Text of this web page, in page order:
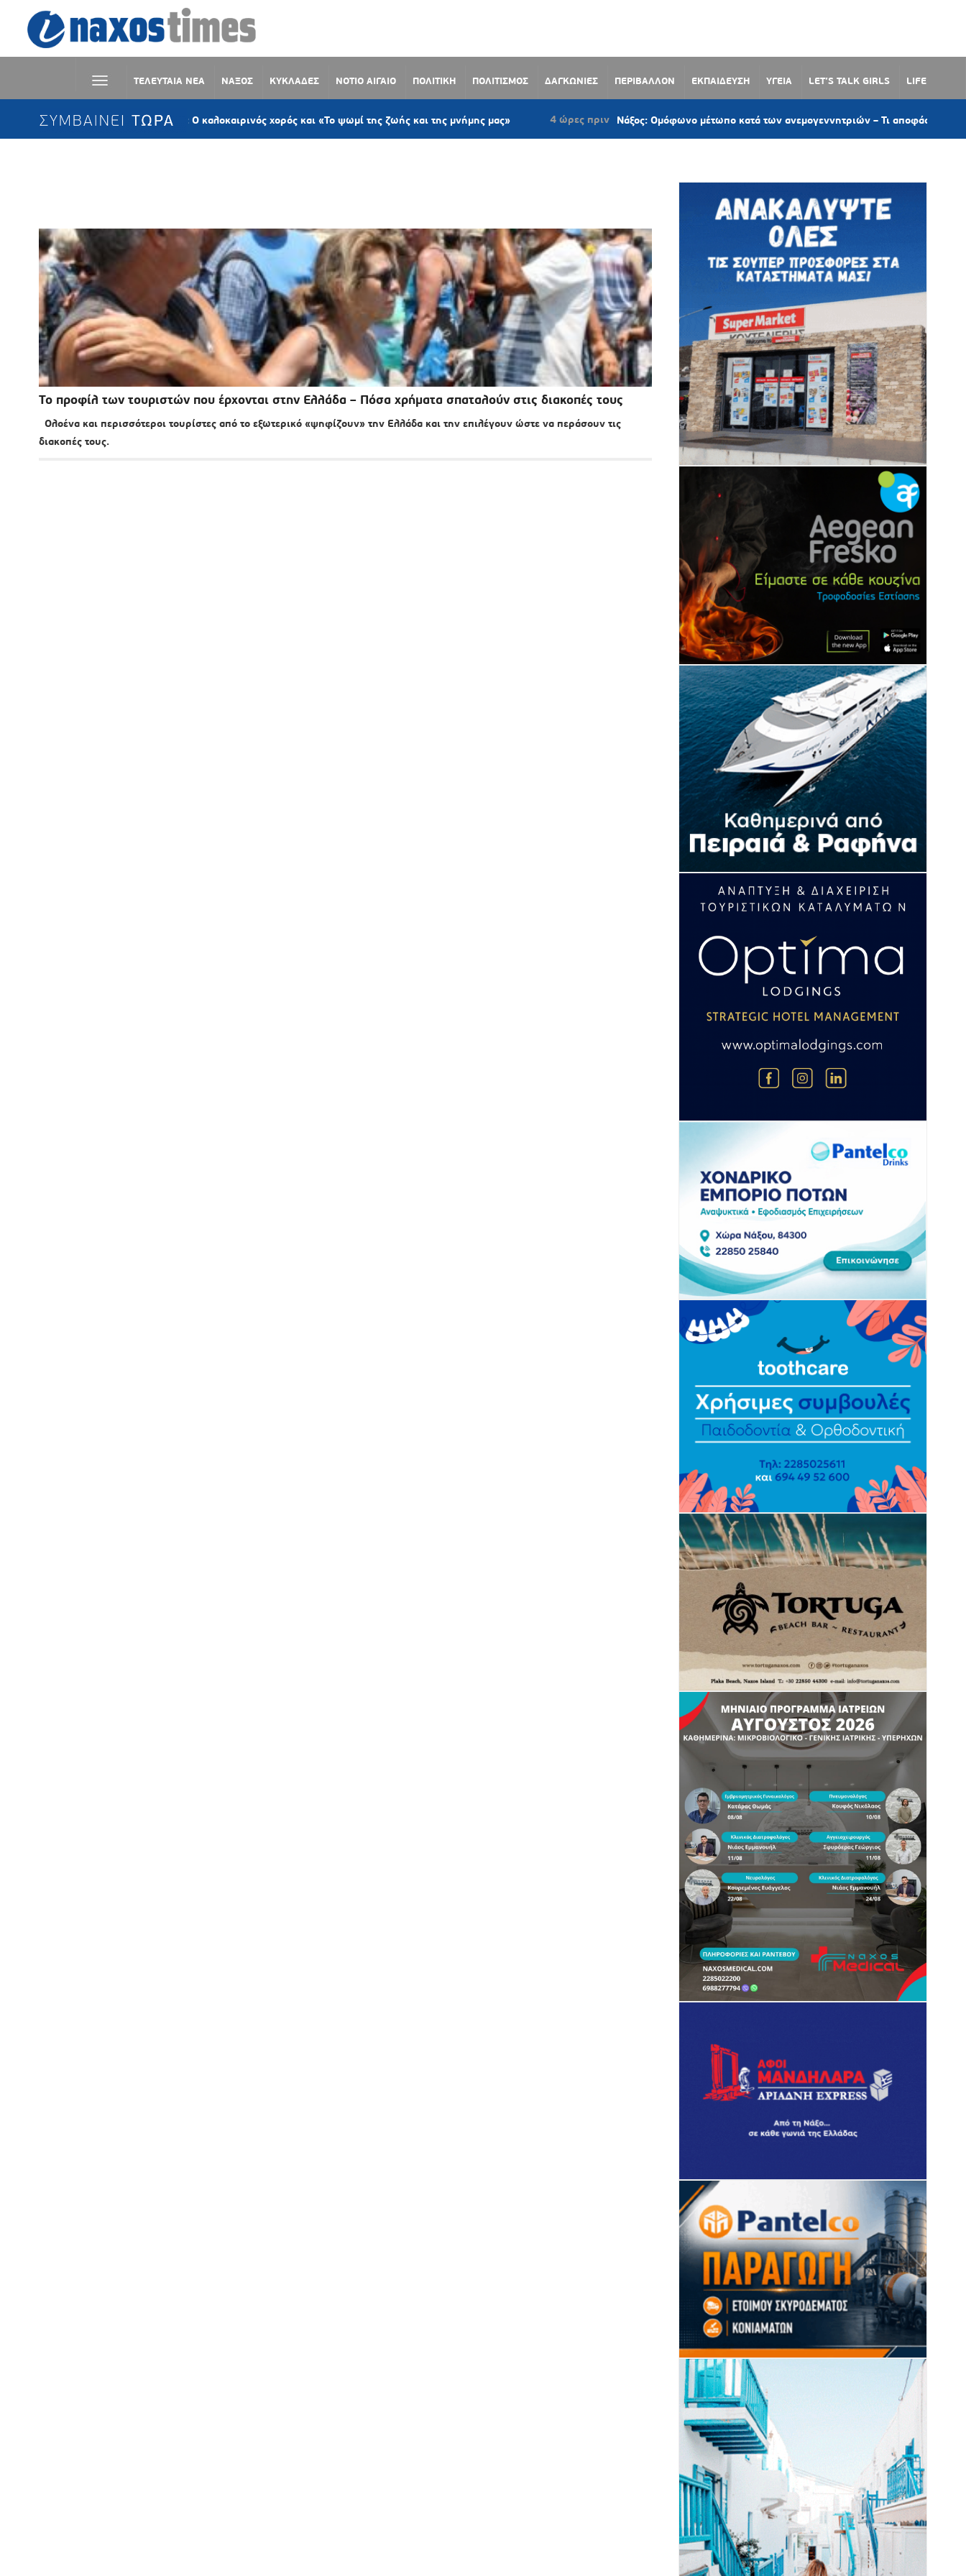
ΤΕΛΕΥΤΑΙΑ ΝΕΑ ΝΑΞΟΣ ΚΥΚΛΑΔΕΣ ΝΟΤΙΟ ΑΙΓΑΙΟ ΠΟΛΙΤΙΚΗ ΠΟΛΙΤΙΣΜΟΣ ΔΑΓΚΩΝΙΕΣ ΠΕΡΙΒΑΛΛΟΝ ΕΚΠΑΙΔΕΥΣΗ ΥΓΕΙΑ LET’S TALK GIRLS LIFE
ΣΥΜΒΑΙΝΕΙ ΤΩΡΑ
Κωμιακή Νάξου: Ο καλοκαιρινός χορός και «Το ψωμί της ζωής και της μνήμης μας» 4 ώρες πριν Νάξος: Ομόφωνο μέτωπο κατά των ανεμογεννητριών – Τι αποφάσισε το Δημοτικό
Το προφίλ των τουριστών που έρχονται στην Ελλάδα – Πόσα χρήματα σπαταλούν στις διακοπές τους
Ολοένα και περισσότεροι τουρίστες από το εξωτερικό «ψηφίζουν» την Ελλάδα και την επιλέγουν ώστε να περάσουν τις
διακοπές τους.